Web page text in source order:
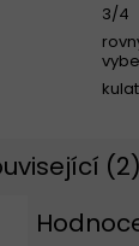
3/4
(2)